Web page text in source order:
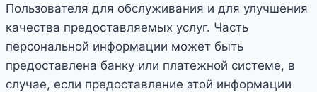
Пользователя для обслуживания и для улучшения
качества предоставляемых услуг. Часть
персональной информации может быть
предоставлена банку или платежной системе, в
случае, если предоставление этой информации